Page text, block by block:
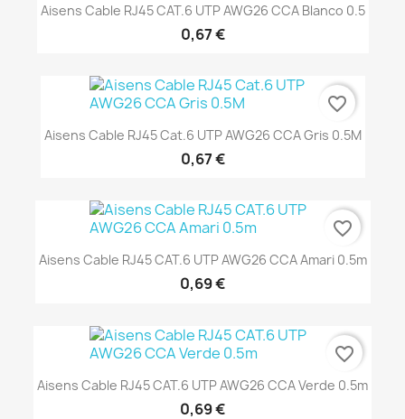
Aisens Cable RJ45 CAT.6 UTP AWG26 CCA Blanco 0.5
0,67 €
Aisens Cable RJ45 Cat.6 UTP AWG26 CCA Gris 0.5M
0,67 €
favorite_border
Aisens Cable RJ45 CAT.6 UTP AWG26 CCA Amari 0.5m
0,69 €
favorite_border
Aisens Cable RJ45 CAT.6 UTP AWG26 CCA Verde 0.5m
0,69 €
favorite_border